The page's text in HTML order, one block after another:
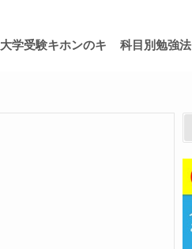
大学受験キホンのキ 科目別勉強法